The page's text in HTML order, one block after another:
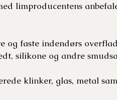
limproducentens
og faste indendørs
silikone og andre
klinker, glas, metal